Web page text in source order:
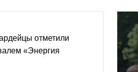
отметили
«Энергия